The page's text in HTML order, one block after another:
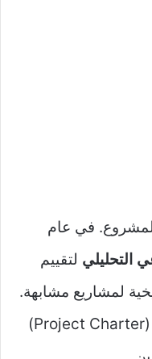
في عام
التحليلي لتقييم
لمشاريع مشابهة.
يتم هنا صياغة “ميثاق المشروع” (Project Charter)